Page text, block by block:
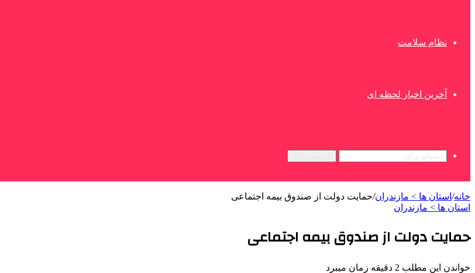
نظام سلامت
آخرین اخبار لحظه ای
خانه/ استان ها > مازندران/حمایت دولت از صندوق بیمه اجتماعی
استان ها > مازندران
حمایت دولت از صندوق بیمه اجتماعی
خواندن این مطلب 2 دقیقه زمان میبرد